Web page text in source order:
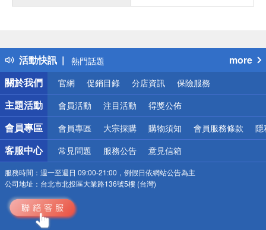
活動快訊
得獎公告
熱門話題
銀行優惠
偏遠地區配送
詐騙網頁！請小心！
more
關於我們
官網 促銷目錄 分店資訊 保險服務
主題活動 會員活動 注目活動 得獎公佈
會員專區 會員專區 大宗採購 購物須知 會員服務條款 隱
客服中心 常見問題 服務公告 意見信箱
服務時間： 週一至週日 09:00-21:00，例假日依網站公告為主
公司地址： 台北市北投區大業路136號5樓 (台灣)